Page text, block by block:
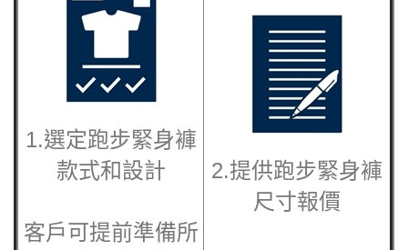
1.選定跑步緊身褲
款式和設計
客戶可提前準備所
2.提供跑步緊身褲
尺寸報價